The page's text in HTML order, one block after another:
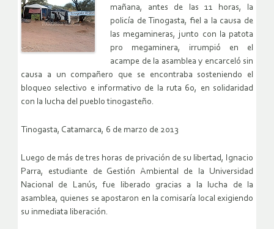
mañana, antes de las 11 horas, la
policía de Tinogasta, fiel a la causa de
las megamineras, junto con la patota
pro megaminera, irrumpió en el
acampe de la asamblea y encarceló sin
causa a un compañero que se encontraba sosteniendo el
bloqueo selectivo e informativo de la ruta 60, en solidaridad
con la lucha del pueblo tinogasteño.
Tinogasta, Catamarca, 6 de marzo de 2013
Luego de más de tres horas de privación de su libertad, Ignacio
Parra, estudiante de Gestión Ambiental de la Universidad
Nacional de Lanús, fue liberado gracias a la lucha de la
asamblea, quienes se apostaron en la comisaría local exigiendo
su inmediata liberación.